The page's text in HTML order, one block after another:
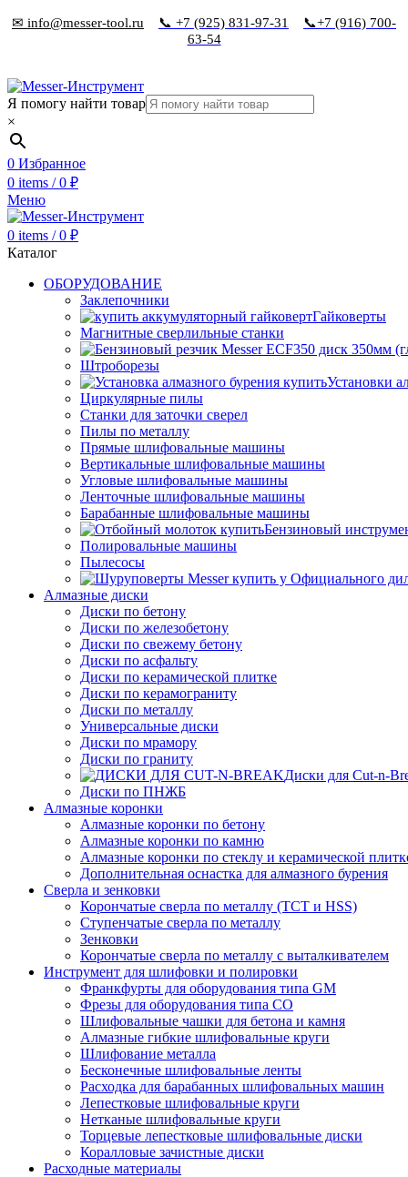
✉ info@messer-tool.ru 📞 +7 (925) 831-97-31
📞+7 (916) 700-
63-54
Я помогу найти товар
×
0 Избранное
0 items / 0 ₽
Меню
0 items / 0 ₽
Каталог
ОБОРУДОВАНИЕ
Заклепочники
Гайковерты
Магнитные сверлильные станки
Штроборезы
Установки
Циркулярные пилы
Станки для заточки сверел
Пилы по металлу
Прямые шлифовальные машины
Вертикальные шлифовальные машины
Угловые шлифовальные машины
Ленточные шлифовальные машины
Барабанные шлифовальные машины
Бензиновый
Полировальные машины
Пылесосы
Алмазные диски
Диски по бетону
Диски по железобетону
Диски по свежему бетону
Диски по асфальту
Диски по керамической плитке
Диски по керамограниту
Диски по металлу
Универсальные диски
Диски по мрамору
Диски по граниту
Диски для Cut-n-
Диски по ПНЖБ
Алмазные коронки
Алмазные коронки по бетону
Алмазные коронки по камню
Алмазные коронки по стеклу и керамической
Дополнительная оснастка для алмазного бурения
Сверла и зенковки
Корончатые сверла по металлу (TCT и HSS)
Ступенчатые сверла по металлу
Зенковки
Корончатые сверла по металлу c выталкивателем
Инструмент для шлифовки и полировки
Франкфурты для оборудования типа GM
Фрезы для оборудования типа СО
Шлифовальные чашки для бетона и камня
Алмазные гибкие шлифовальные круги
Шлифование металла
Бесконечные шлифовальные ленты
Расходка для барабанных шлифовальных машин
Лепестковые шлифовальные круги
Нетканые шлифовальные круги
Торцевые лепестковые шлифовальные диски
Коралловые зачистные диски
Расходные материалы